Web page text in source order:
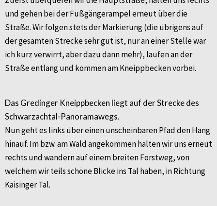
und gehen bei der Fußgängerampel erneut über die
Straße. Wir folgen stets der Markierung (die übrigens auf
der gesamten Strecke sehr gut ist, nur an einer Stelle war
ich kurz verwirrt, aber dazu dann mehr), laufen an der
Straße entlang und kommen am Kneippbecken vorbei.
Das Gredinger Kneippbecken liegt auf der Strecke des
Schwarzachtal-Panoramawegs.
Nun geht es links über einen unscheinbaren Pfad den Hang
hinauf. Im bzw. am Wald angekommen halten wir uns erneut
rechts und wandern auf einem breiten Forstweg, von
welchem wir teils schöne Blicke ins Tal haben, in Richtung
Kaisinger Tal.